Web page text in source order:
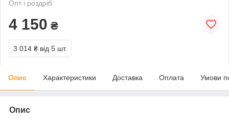
Опт і роздріб
4 150 ₴
3 014 ₴ від 5 шт.
Опис Характеристики Доставка Оплата Умови
Опис